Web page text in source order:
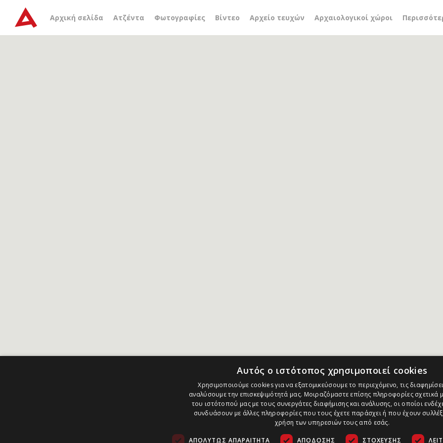
Αρχική σελίδα Ατζέντα Φωτογραφίες Βίντεο Αρχείο τευχών Αρχαιολογικοί χώροι
Αρχείο ετικέτας Νίκος Στεφάνου
Αυτός ο ιστότοπος χρησιμοποιεί cookies
Χρησιμοποιούμε cookies για να εξατομικεύσουμε το περιεχόμενο, τις
αναλύσουμε την επισκεψιμότητά μας. Μοιραζόμαστε επίσης πληροφορίες σχετικά
του ιστότοπού μας με τους συνεργάτες διαφήμισης και ανάλυσης, οι οποίοι
συνδυάσουν με άλλες πληροφορίες που τους έχετε παράσχει ή που έχουν
χρήση των υπηρεσιών τους από εσάς.
ΑΠΟΛΎΤΩΣ ΑΠΑΡΑΊΤΗΤΑ ΑΠΌΔΟΣΗΣ ΣΤΌΧΕΥΣΗΣ